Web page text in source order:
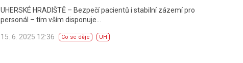
UHERSKÉ HRADIŠTĚ – Bezpečí pacientů i stabilní zázemí pro
personál – tím vším disponuje…
15. 6. 2025 12:36 Co se děje UH